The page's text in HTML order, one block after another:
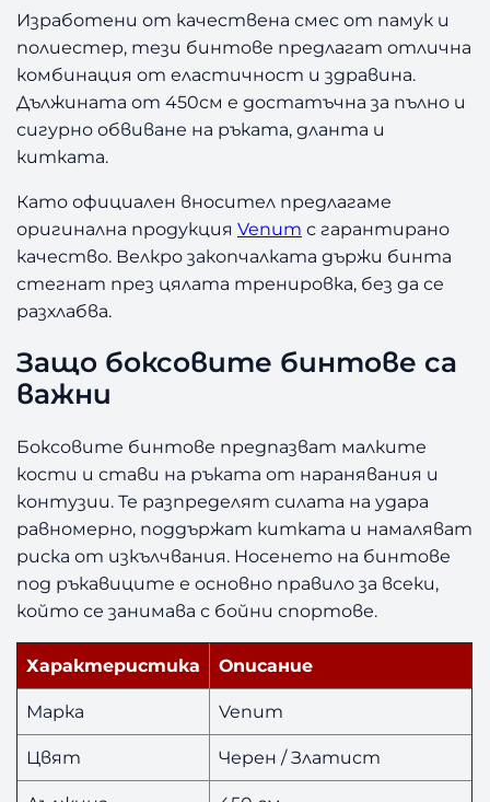
e
n
B
l
a
k
/
G
o
l
4
5
0
м
Изработени от качествена смес от памук и
полиестер, тези бинтове предлагат отлична
комбинация от еластичност и здравина.
Дължината от 450см е достатъчна за пълно и
сигурно обвиване на ръката, дланта и
китката.
Като официален вносител предлагаме
оригинална продукцияVenum с гарантирано
качество. Велкро закопчалката държи бинта
стегнат през цялата тренировка, без да се
разхлабва.
Защо боксовите бинтове са
важни
Боксовите бинтове предпазват малките
кости и стави на ръката от наранявания и
контузии. Те разпределят силата на удара
равномерно, поддържат китката и намаляват
риска от изкълчвания. Носенето на бинтове
под ръкавиците е основно правило за всеки,
който се занимава с бойни спортове.
Характеристика Описание
Марка Venum
Цвят Черен / Златист